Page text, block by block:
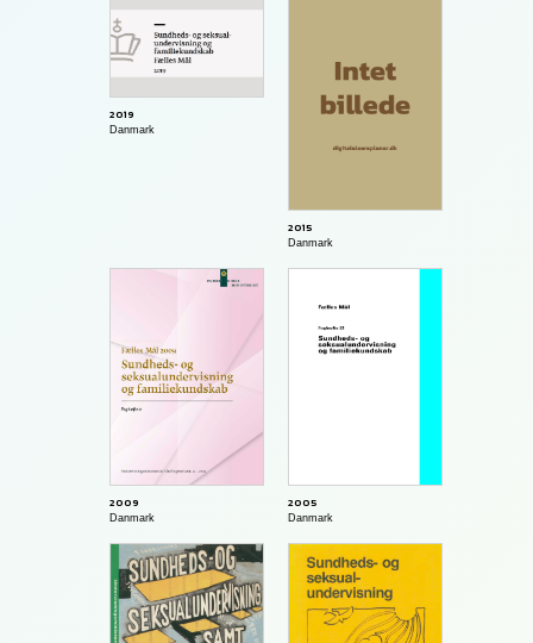
2019
Danmark
2015
Danmark
2009
Danmark
2005
Danmark